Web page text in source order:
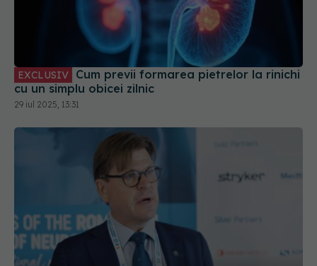
cu un simplu obicei zilnic
29 iul 2025, 13:31
EXCLUSIV